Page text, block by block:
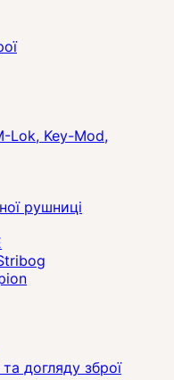
Lok, Key-Mod,
рушниці
догляду зброї